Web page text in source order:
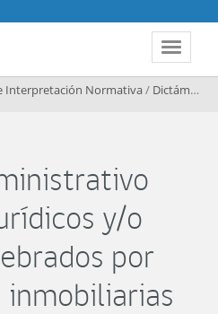
Toggle
Interpretación Normativa/ Dictámenes Interpretativos
y/o
por
inmobiliarias